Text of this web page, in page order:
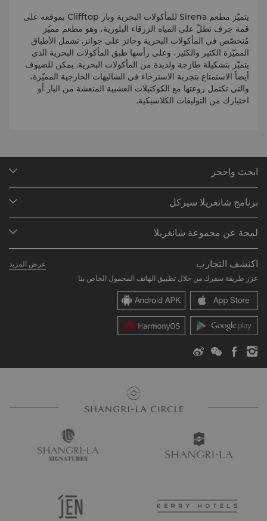
يتميّز مطعم Sirena للمأكولات البحرية وبار Clifftop بموقعه على
قمة جرف تطلّ على المياه الزرقاء البلورية، وهو مطعم مميّز
مُتخصّص في المأكولات البحرية وحائز على جوائز. تشمل الأطباق
المميّزة الكثير والكثير، وعلى رأسها طبق المأكولات البحرية الذي
يتميّز بتشكيلة طازجة ولذيذة من المأكولات البحرية. يمكن للضيوف
أيضاً الاستمتاع بتجربة الاسترخاء في الشاليهات الخارجية المميّزة،
والتي تكتمل روعتها مع الكوكتيلات العشبية المنعشة من البار أو
اختيارك من التوليفات الكلاسيكية.
ابحث واحجز
البحث عن الحجوزات
المطاعم والبارات
برنامج شانغريلا سيركل
انضم إلى برنامج شانغريلا سيركل
الأسئلة الشائعة
اتصل بنا
لمحة عن مجموعة شانغريلا
علاماتنا الفندقية
مراكز شانغريلا
أماكن الإقامة
اتصل بنا
الوظائف
المواطنة العالمية
الأخبار
اكتشف التجارب
عرض المزيد
عزز طريقة سفرك من خلال تطبيق الهاتف المحمول الخاص بنا